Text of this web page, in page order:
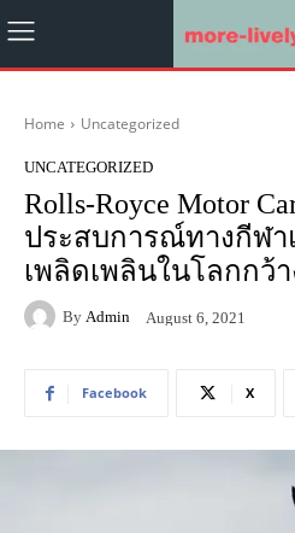
Home Uncategorized
UNCATEGORIZED
Rolls-Royce Motor
ประสบการณ์ทางกีฬา
เพลิดเพลินในโลกกว้า
By Admin August 6, 2021
Facebook X